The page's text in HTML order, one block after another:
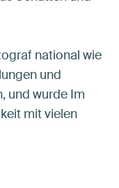
national wie
und
und wurde Im
mit vielen